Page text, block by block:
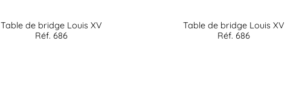
Table de bridge Louis XV
Réf. 686
Table de bridge Louis XV
Réf. 686